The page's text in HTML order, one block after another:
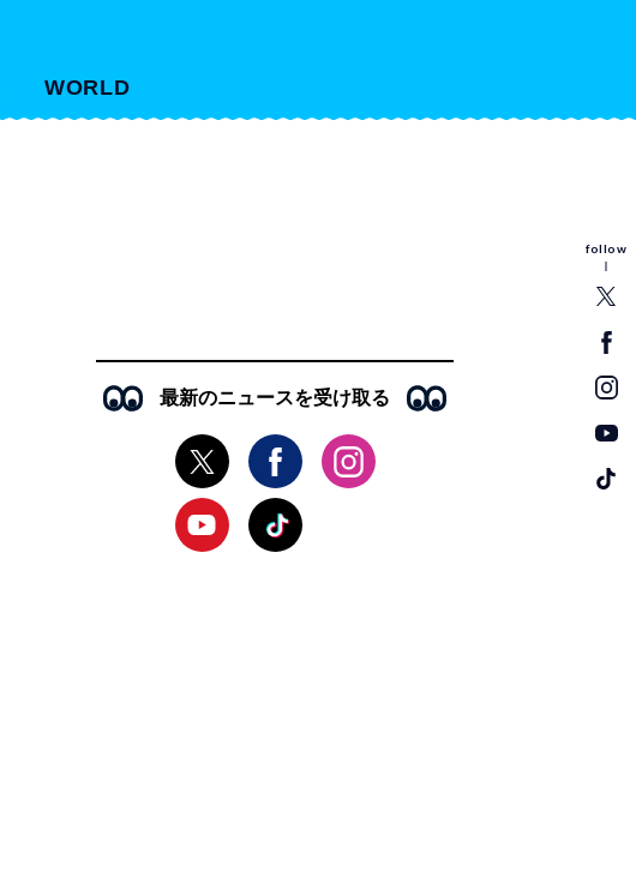
WORLD
follow
最新のニュースを受け取る